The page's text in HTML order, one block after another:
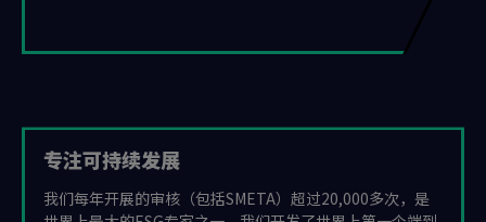
专注可持续发展
我们每年开展的审核（包括SMETA）超过20,000多次，是